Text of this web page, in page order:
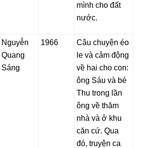
mình cho đất
nước.
Nguyễn
Quang
Sáng
1966
Câu chuyện éo
le và cảm động
về hai cho con:
ông Sáu và bé
Thu trong lần
ông về thăm
nhà và ở khu
căn cứ. Qua
đó, truyện ca